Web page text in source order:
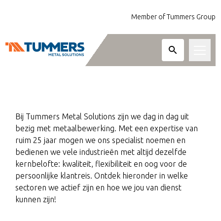
Member of Tummers Group
Lasersnijden van staal, RVS, aluminium en
Frezen tot 3-, 4- en 5-assige bewerkingen
van 1.5 meter lang.
Diensten
Sectoren
Over ons
Bij Tummers Metal Solutions zijn we dag in dag uit
bezig met metaalbewerking. Met een expertise van
ruim 25 jaar mogen we ons specialist noemen en
bedienen we vele industrieën met altijd dezelfde
kernbelofte: kwaliteit, flexibiliteit en oog voor de
persoonlijke klantreis. Ontdek hieronder in welke
sectoren we actief zijn en hoe we jou van dienst
kunnen zijn!